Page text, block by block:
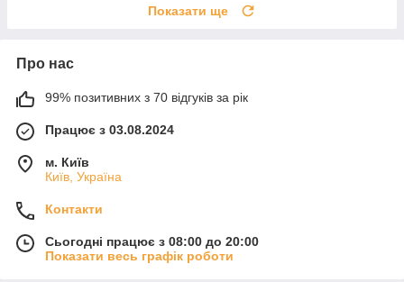
Показати ще
Про нас
99% позитивних з 70 відгуків за рік
Працює з 03.08.2024
м. Київ
Київ, Україна
Контакти
Сьогодні працює з 08:00 до 20:00
Показати весь графік роботи